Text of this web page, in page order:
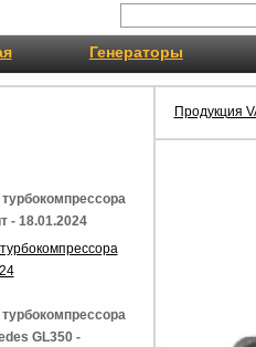
Генераторы
Продукция
- 18.01.2024
GL350 -